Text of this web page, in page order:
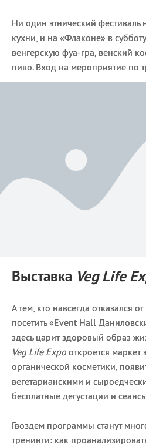
Ни один этнический фестиваль
кухни, и на «Флаконе» в
венгерскую фуа-гра, венский
пиво. Вход на мероприятие по
Выставка Veg Life
А тем, кто навсегда отказался
посетить «Event Hall
здесь царит здоровый образ
Veg Life Expo откроется
органической косметики,
вегетарианскими и
бесплатные дегустации и
Гвоздем программы станут
тренинги: как